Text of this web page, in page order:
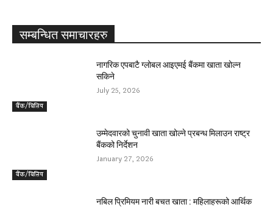
सम्बन्धित समाचारहरु
बैंक/बित्तिय
नागरिक एपबाटै ग्लोबल आइएमई बैंकमा खाता खोल्न
सकिने
July 25, 2026
बैंक/बित्तिय
उम्मेदवारको चुनावी खाता खोल्ने प्रबन्ध मिलाउन राष्ट्र
बैंकको निर्देशन
January 27, 2026
नबिल प्रिमियम नारी बचत खाता : महिलाहरूको आर्थिक